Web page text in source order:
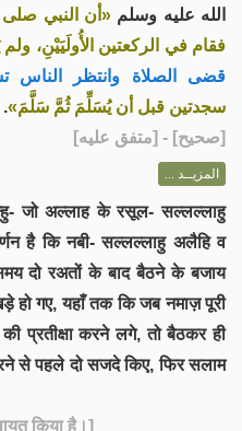
الله عليه وسلم«أن النبي
فقام في الركعتين الأُولَيَيْنِ،
قضى الصلاة وانتظر الناس
سجدتين قبل أن يُسَلِّمَ ثُمَّ سَلَّمَ».
[صحيح] - [متفق عليه]
المزيــد ...
जो अल्लाह के रसूल- सल्लल्लाहु
है कि नबी- सल्लल्लाहु अलैहि व
दो रअतों के बाद बैठने के बजाय
हो गए, यहाँ तक कि जब नमाज़ पूरी
करने लगे, तो बैठकर ही
से पहले दो सजदे किए, फिर सलाम
किया है।]